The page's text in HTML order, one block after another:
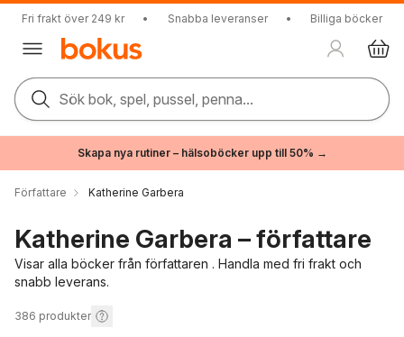
Fri frakt över 249 kr • Snabba leveranser • Billiga böcker
Sök bok, spel, pussel, penna...
Skapa nya rutiner – hälsoböcker upp till 50% →
Författare Katherine Garbera
Katherine Garbera – författare
Visar alla böcker från författaren . Handla med fri frakt och
snabb leverans.
386 produkter